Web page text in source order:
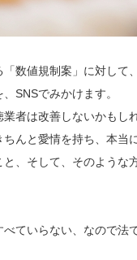
数値規制案」に対して
、SNSでみかけます。
者は改善しないかもし
んと愛情を持ち、本当
と、そして、そのような
ていらない、なので法